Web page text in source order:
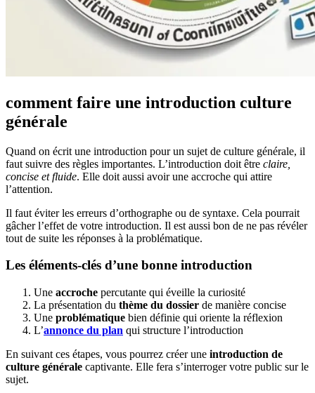
comment faire une introduction culture
générale
Quand on écrit une introduction pour un sujet de culture générale, il
faut suivre des règles importantes. L’introduction doit être claire,
concise et fluide. Elle doit aussi avoir une accroche qui attire
l’attention.
Il faut éviter les erreurs d’orthographe ou de syntaxe. Cela pourrait
gâcher l’effet de votre introduction. Il est aussi bon de ne pas révéler
tout de suite les réponses à la problématique.
Les éléments-clés d’une bonne introduction
Une accroche percutante qui éveille la curiosité
La présentation du thème du dossier de manière concise
Une problématique bien définie qui oriente la réflexion
L’annonce du plan qui structure l’introduction
En suivant ces étapes, vous pourrez créer une introduction de
culture générale captivante. Elle fera s’interroger votre public sur le
sujet.